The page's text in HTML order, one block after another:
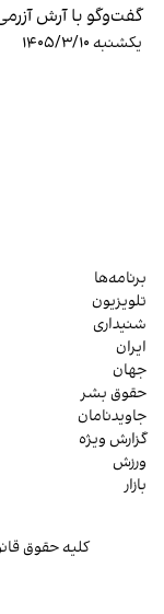
گفت‌وگو با آرش
یکشنبه ۱۴۰۵/۳/۱۰
برنامه‌ها
تلویزیون
شنیداری
ایران
جهان
حقوق بشر
جاویدنامان
گزارش ویژه
ورزش
بازار
کلیه حقوق